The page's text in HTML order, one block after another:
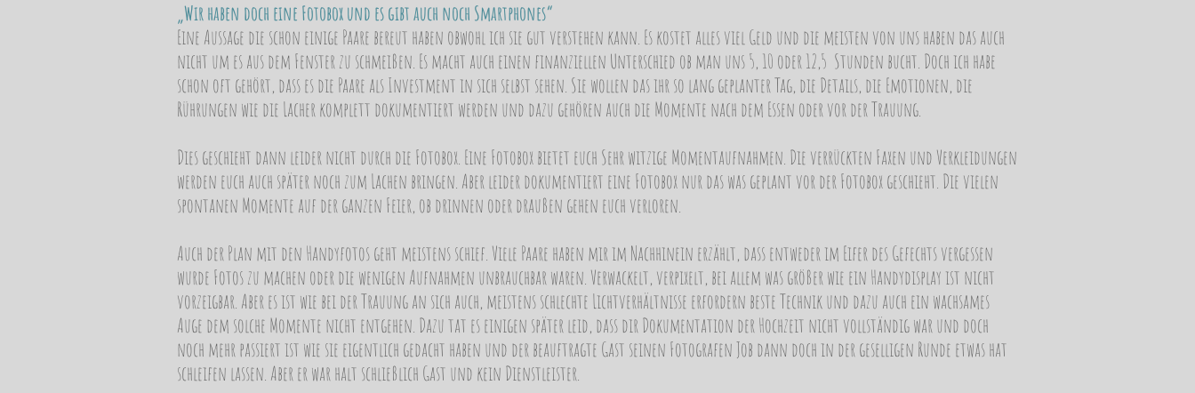
„Wir haben doch eine Fotobox und es gibt auch noch Smartphones“
Eine Aussage die schon einige Paare bereut haben obwohl ich sie gut verstehen kann. Es kostet alles viel Geld und die meisten von uns haben das auch
nicht um es aus dem Fenster zu schmeißen. Es macht auch einen finanziellen Unterschied ob man uns 5, 10 oder 12,5 Stunden bucht. Doch ich habe
schon oft gehört, dass es die Paare als Investment in sich selbst sehen. Sie wollen das ihr so lang geplanter Tag, die Details, die Emotionen, die
Rührungen wie die Lacher komplett dokumentiert werden und dazu gehören auch die Momente nach dem Essen oder vor der Trauung.
Dies geschieht dann leider nicht durch die Fotobox. Eine Fotobox bietet euch Sehr witzige Momentaufnahmen. Die verrückten Faxen und Verkleidungen
werden euch auch später noch zum Lachen bringen. Aber leider dokumentiert eine Fotobox nur das was geplant vor der Fotobox geschieht. Die vielen
spontanen Momente auf der ganzen Feier, ob drinnen oder draußen gehen euch verloren.
Auch der Plan mit den Handyfotos geht meistens schief. Viele Paare haben mir im Nachhinein erzählt, dass entweder im Eifer des Gefechts vergessen
wurde Fotos zu machen oder die wenigen Aufnahmen unbrauchbar waren. Verwackelt, verpixelt, bei allem was größer wie ein Handydisplay ist nicht
vorzeigbar. Aber es ist wie bei der Trauung an sich auch, meistens schlechte Lichtverhältnisse erfordern beste Technik und dazu auch ein wachsames
Auge dem solche Momente nicht entgehen. Dazu tat es einigen später leid, dass dir Dokumentation der Hochzeit nicht vollständig war und doch
noch mehr passiert ist wie sie eigentlich gedacht haben und der beauftragte Gast seinen Fotografen Job dann doch in der geselligen Runde etwas hat
schleifen lassen. Aber er war halt schließlich Gast und kein Dienstleister.